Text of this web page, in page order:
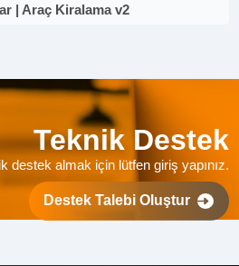
| Araç Kiralama v2
Teknik Destek
destek almak için lütfen giriş yapınız.
Destek Talebi Oluştur